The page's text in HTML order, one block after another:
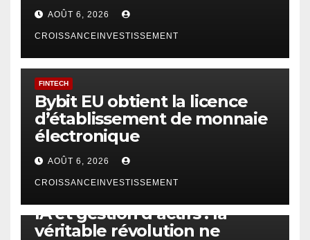
AOÛT 6, 2026
CROISSANCEINVESTISSEMENT
FINTECH
Bybit EU obtient la licence
d’établissement de monnaie
électronique
AOÛT 6, 2026
CROISSANCEINVESTISSEMENT
IA et gestion d’actifs : la
véritable révolution ne